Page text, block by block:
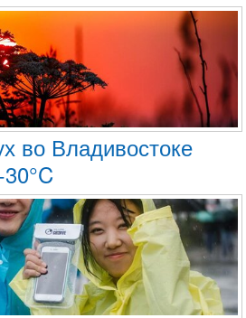
во Владивостоке